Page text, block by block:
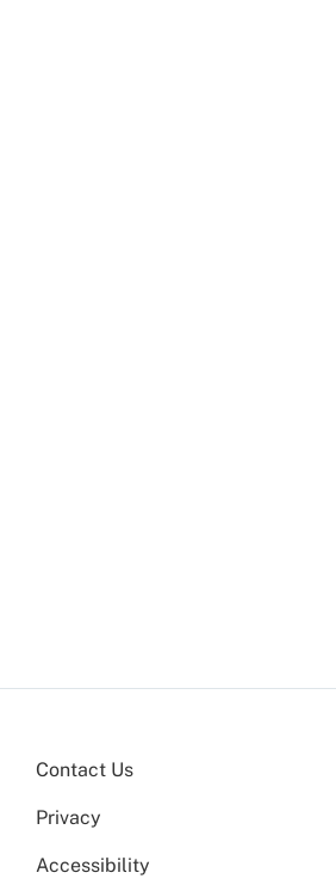
Contact Us
Privacy
Accessibility